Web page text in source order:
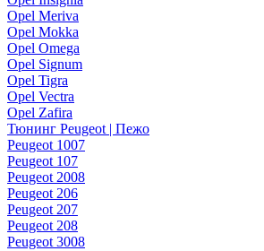
Opel Meriva
Opel Mokka
Opel Omega
Opel Signum
Opel Tigra
Opel Vectra
Opel Zafira
Тюнинг Peugeot | Пежо
Peugeot 1007
Peugeot 107
Peugeot 2008
Peugeot 206
Peugeot 207
Peugeot 208
Peugeot 3008